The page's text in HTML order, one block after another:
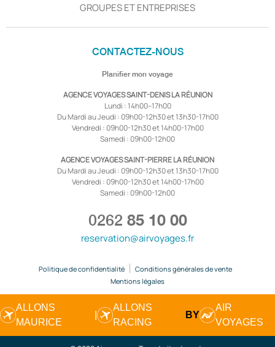
GROUPES ET ENTREPRISES
CONTACTEZ-NOUS
Planifier mon voyage
AGENCE VOYAGES SAINT-DENIS LA RÉUNION
Lundi : 14h00–17h00
Du Mardi au Jeudi : 09h00-12h30 et 13h30-17h00
Vendredi : 09h00-12h30 et 14h00-17h00
Samedi : 09h00-12h00
AGENCE VOYAGES SAINT-PIERRE LA RÉUNION
Du Mardi au Jeudi : 09h00-12h30 et 13h30-17h00
Vendredi : 09h00-12h30 et 14h00-17h00
Samedi : 09h00-12h00
0262 85 10 00
reservation@airvoyages.fr
Politique de confidentialité
Conditions générales de vente
Mentions légales
ALLONS
MAURICE
|
ALLONS
RACING
BY
AIR
VOYAGES